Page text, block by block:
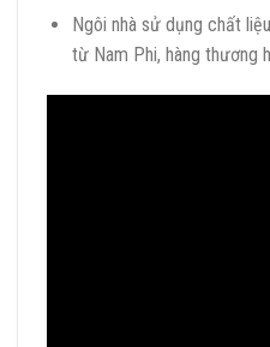
Ngôi nhà sử dụng chất
từ Nam Phi, hàng thương